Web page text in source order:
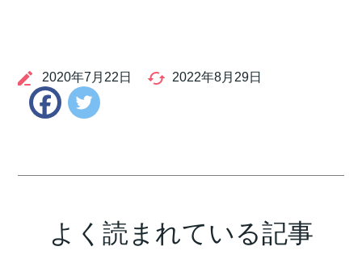
2020年7月22日 2022年8月29日
Facebook
よく読まれている記事